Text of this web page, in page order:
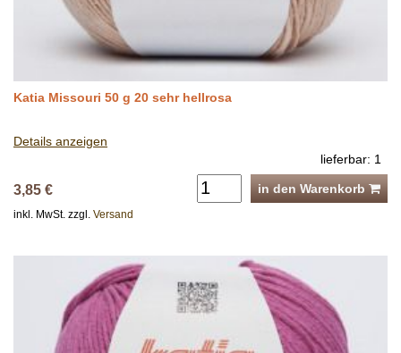
Katia Missouri 50 g 20 sehr hellrosa
Details anzeigen
lieferbar: 1
3,85 € in den Warenkorb
inkl. MwSt. zzgl. Versand